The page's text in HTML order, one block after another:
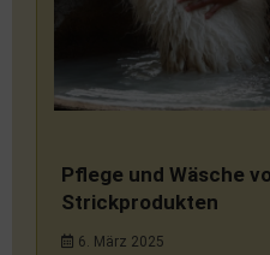
Pflege und Wäsche
Strickprodukten
6. März 2025